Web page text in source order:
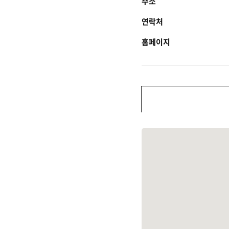
연락처
홈페이지